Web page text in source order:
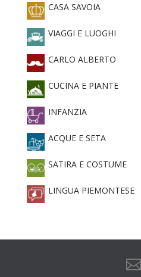
CASA SAVOIA
VIAGGI E LUOGHI
CARLO ALBERTO
CUCINA E PIANTE
INFANZIA
ACQUE E SETA
SATIRA E COSTUME
LINGUA PIEMONTESE
